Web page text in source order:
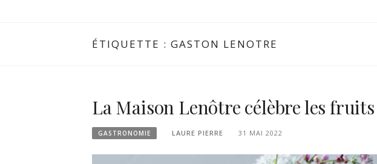
ÉTIQUETTE : GASTON LENOTRE
La Maison Lenôtre célèbre les fruits
GASTRONOMIE LAURE PIERRE 31 MAI 2022